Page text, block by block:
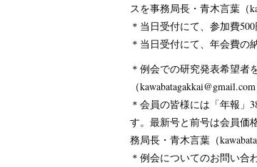
スを事務局長・青木言葉（
＊当日受付にて、参加費
＊当日受付にて、年会費の
＊例会での研究発表希望者
（
＊会員の皆様には「年報」
す。最新号と前号は会員価
務局長・青木言葉（
＊例会についてのお問い合